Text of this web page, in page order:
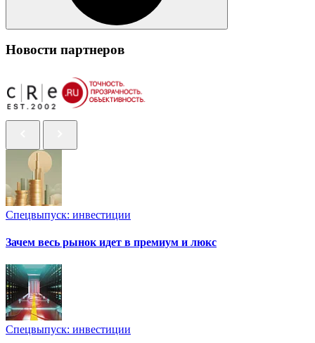
Новости партнеров
Спецвыпуск: инвестиции
Зачем весь рынок идет в премиум и люкс
Спецвыпуск: инвестиции